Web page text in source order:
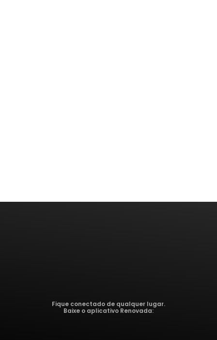
Fique conectado de qualquer lugar.
Baixe o aplicativo Renovada: